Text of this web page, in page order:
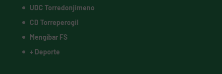
UDC Torredonjimeno
CD Torreperogil
Mengíbar FS
+ Deporte